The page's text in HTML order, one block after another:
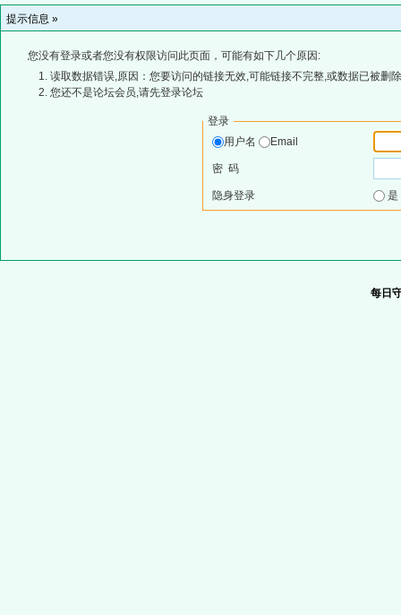
提示信息 »
您没有登录或者您没有权限访问此页面，可能有如下几个原因:
读取数据错误,原因：您要访问的链接无效,可能链接不完整,或数据已被删
您还不是论坛会员,请先登录论坛
登录
用户名
Email
密 码
隐身登录
每日